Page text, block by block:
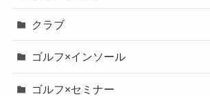
クラブ
ゴルフ×インソール
ゴルフ×セミナー